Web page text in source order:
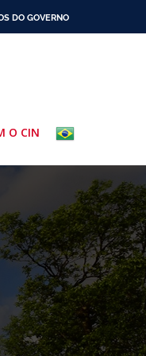
DO GOVERNO
O CIN